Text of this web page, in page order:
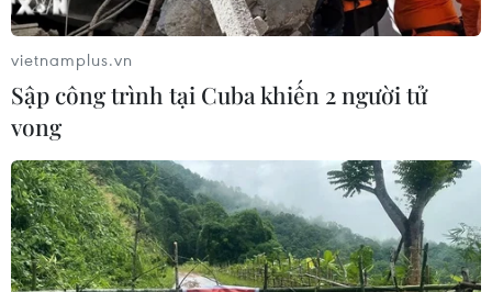
APEC 2027 mở ra vận hội
mới cho Phú Quốc
Nhịp điệu Samulnori vang
dội, Áo dài - Hanbok 'khoe sắc' bên
sông Hàn
07/08/2026 04:39
vietnamplus.vn
Sập công trình tại Cuba khiến 2 người tử
vong